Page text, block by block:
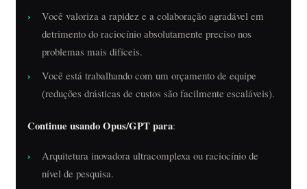
Você valoriza a rapidez e a colaboração agradável em
detrimento do raciocínio absolutamente preciso nos
problemas mais difíceis.
Você está trabalhando com um orçamento de equipe
(reduções drásticas de custos são facilmente escaláveis).
Continue usando Opus/GPT para:
Arquitetura inovadora ultracomplexa ou raciocínio de
nível de pesquisa.